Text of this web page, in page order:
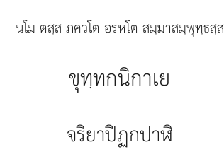
นโม ตสฺส ภควโต อรหโต สมฺมาสมฺพุทฺธสฺส
ขุทฺทกนิกาเย
จริยาปิฏกปาฬิ